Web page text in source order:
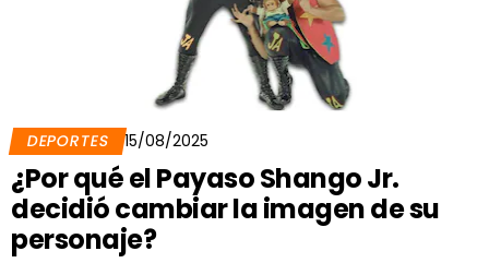
DEPORTES 15/08/2025
¿Por qué el Payaso Shango Jr.
decidió cambiar la imagen de su
personaje?